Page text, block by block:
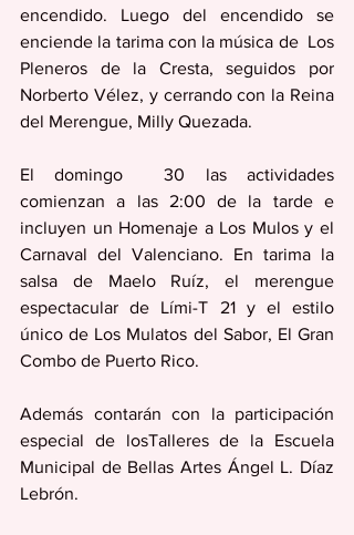
encendido. Luego del encendido se
enciende la tarima con la música de  Los
Pleneros de la Cresta, seguidos por
Norberto Vélez, y cerrando con la Reina
del Merengue, Milly Quezada.
El domingo  30 las actividades
comienzan a las 2:00 de la tarde e
incluyen un Homenaje a Los Mulos y el
Carnaval del Valenciano. En tarima la
salsa de Maelo Ruíz, el merengue
espectacular de Lími-T 21 y el estilo
único de Los Mulatos del Sabor, El Gran
Combo de Puerto Rico.
Además contarán con la participación
especial de losTalleres de la Escuela
Municipal de Bellas Artes Ángel L. Díaz
Lebrón.